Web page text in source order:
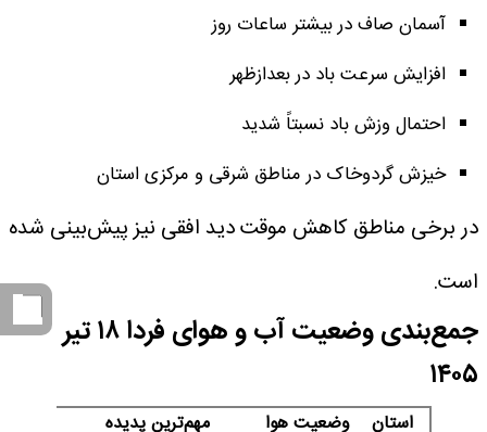
آسمان صاف در بیشتر ساعات روز
افزایش سرعت باد در بعدازظهر
احتمال وزش باد نسبتاً شدید
خیزش گردوخاک در مناطق شرقی و مرکزی استان
در برخی مناطق کاهش موقت دید افقی نیز پیش‌بینی شده
است.
جمع‌بندی وضعیت آب و هوای فردا ۱۸ تیر
۱۴۰۵
استان وضعیت هوا مهم‌ترین پدیده